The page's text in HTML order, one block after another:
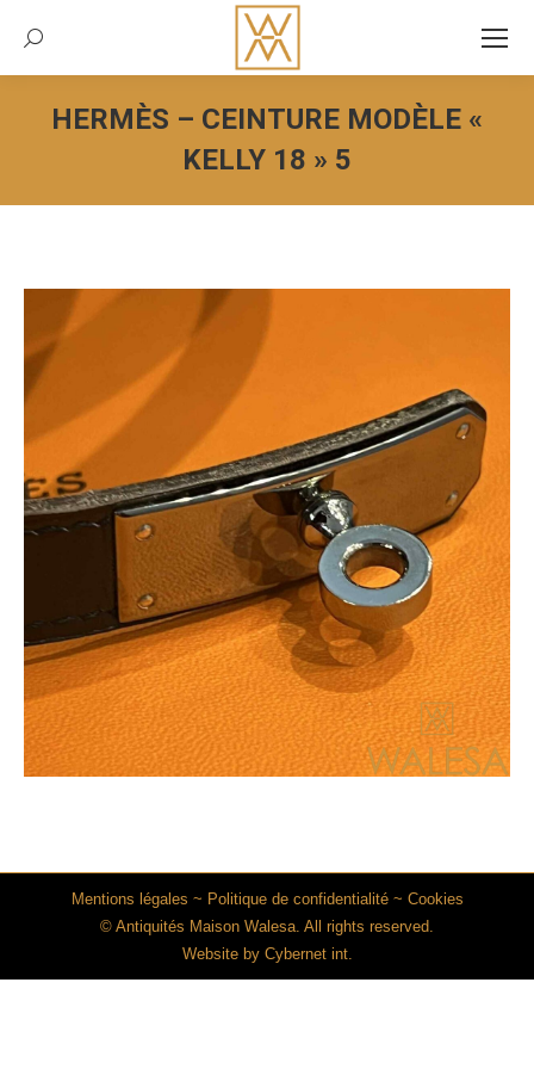
Recherche:
HERMÈS – CEINTURE MODÈLE «
KELLY 18 » 5
Vous êtes ici :
Mentions légales ~ Politique de confidentialité~ Cookies
© Antiquités Maison Walesa. All rights reserved.
Website by Cybernet int.